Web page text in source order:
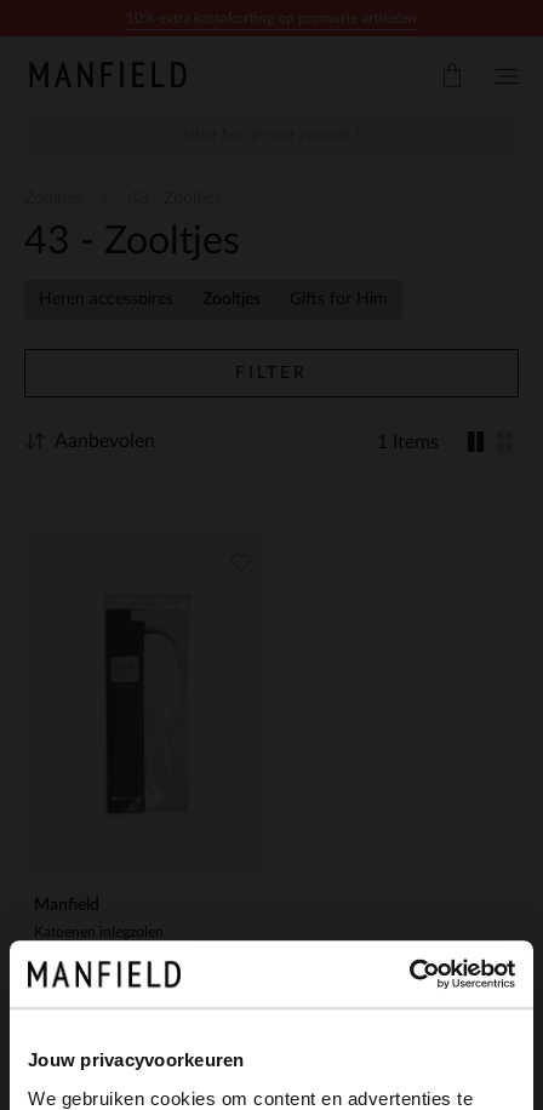
Jouw privacyvoorkeuren
We gebruiken cookies om content en advertenties te
43 - Zooltjes
Heren accessoires Zooltjes Gifts for Him
FILTER
1 Items
Aanbevolen
Manfield
Katoenen inlegzolen
9.99